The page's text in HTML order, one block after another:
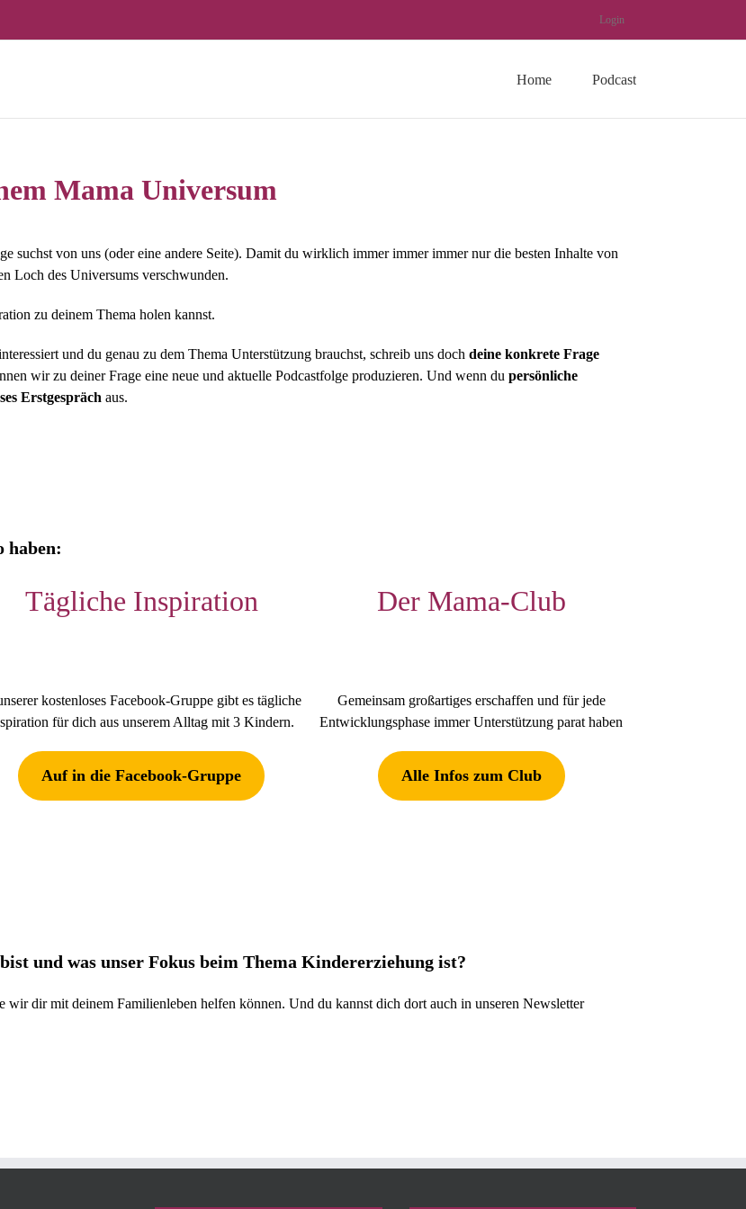
Login
Home Podcast
Mama Universum
suchst von uns (oder eine andere Seite). Damit du wirklich immer immer immer nur die besten Inhalte von
Loch des Universums verschwunden.
zu deinem Thema holen kannst.
und du genau zu dem Thema Unterstützung brauchst, schreib uns doch deine konkrete Frage
wir zu deiner Frage eine neue und aktuelle Podcastfolge produzieren. Und wenn du persönliche
Erstgespräch aus.
haben:
Tägliche Inspiration
kostenloses Facebook-Gruppe gibt es tägliche
für dich aus unserem Alltag mit 3 Kindern.
Auf in die Facebook-Gruppe
Der Mama-Club
Gemeinsam großartiges erschaffen und für jede
Entwicklungsphase immer Unterstützung parat haben
Alle Infos zum Club
und was unser Fokus beim Thema Kindererziehung ist?
wir dir mit deinem Familienleben helfen können. Und du kannst dich dort auch in unseren Newsletter